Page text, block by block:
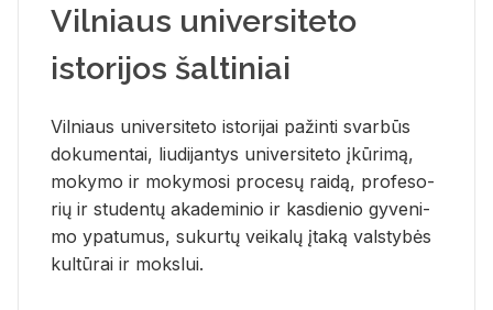
Vilniaus universiteto
istorijos šaltiniai
Vil­niaus uni­ver­si­te­to is­to­ri­jai pa­žin­ti svar­būs
do­ku­men­tai, liu­di­jan­tys uni­ver­si­te­to įkū­ri­mą,
mo­ky­mo ir mo­ky­mo­si pro­ce­sų rai­dą, pro­fe­so­
rių ir stu­den­tų aka­de­mi­nio ir kas­die­nio gy­ve­ni­
mo ypa­tu­mus, su­kur­tų vei­ka­lų įta­ką vals­ty­bės
kul­tū­rai ir moks­lui.